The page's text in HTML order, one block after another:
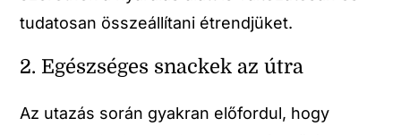
tudatosan összeállítani étrendjüket.
2. Egészséges snackek az útra
Az utazás során gyakran előfordul, hogy